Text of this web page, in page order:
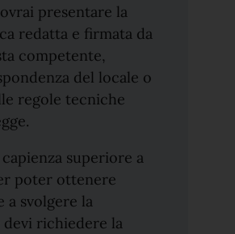
presentare la
redatta e firmata da
competente,
del locale o
regole tecniche
superiore a
poter ottenere
a svolgere la
devi richiedere la